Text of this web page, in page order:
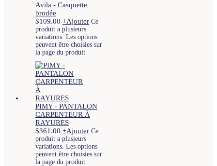
Avila - Casquette
brodée
$109.00 +Ajouter Ce
produit a plusieurs
variations. Les options
peuvent être choisies sur
la page du produit
PIMY - PANTALON
CARPENTEUR À
RAYURES
$361.00 +Ajouter Ce
produit a plusieurs
variations. Les options
peuvent être choisies sur
la page du produit